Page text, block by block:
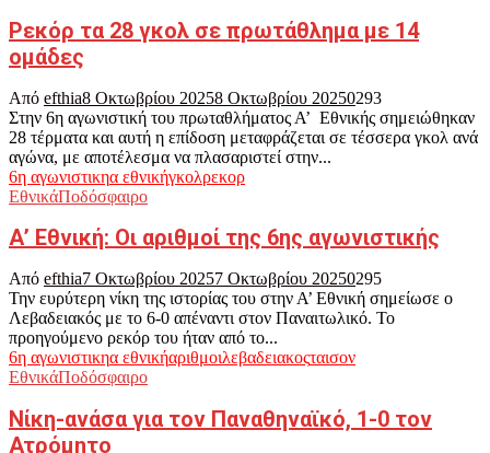
Ρεκόρ τα 28 γκολ σε πρωτάθλημα με 14
ομάδες
Από efthia8 Οκτωβρίου 20258 Οκτωβρίου 20250293
Στην 6η αγωνιστική του πρωταθλήματος Α’ Εθνικής σημειώθηκαν
28 τέρματα και αυτή η επίδοση μεταφράζεται σε τέσσερα γκολ ανά
αγώνα, με αποτέλεσμα να πλασαριστεί στην...
6η αγωνιστικηα εθνικήγκολρεκορ
ΕθνικάΠοδόσφαιρο
Α’ Εθνική: Οι αριθμοί της 6ης αγωνιστικής
Από efthia7 Οκτωβρίου 20257 Οκτωβρίου 20250295
Την ευρύτερη νίκη της ιστορίας του στην Α’ Εθνική σημείωσε ο
Λεβαδειακός με το 6-0 απέναντι στον Παναιτωλικό. Το
προηγούμενο ρεκόρ του ήταν από το...
6η αγωνιστικηα εθνικήαριθμοιλεβαδειακοςταισον
ΕθνικάΠοδόσφαιρο
Νίκη-ανάσα για τον Παναθηναϊκό, 1-0 τον
Ατρόμητο